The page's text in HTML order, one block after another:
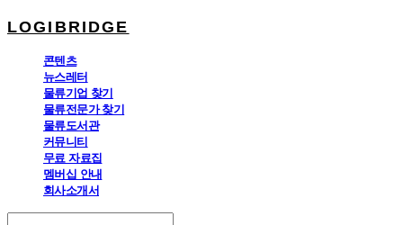
LOGIBRIDGE
콘텐츠
뉴스레터
물류기업 찾기
물류전문가 찾기
물류도서관
커뮤니티
무료 자료집
멤버십 안내
회사소개서